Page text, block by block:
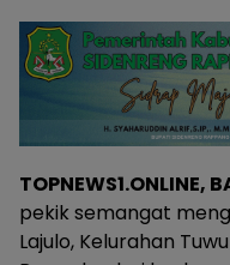
TOPNEWS1.ONLINE,
pekik semangat
Lajulo, Kelurahan